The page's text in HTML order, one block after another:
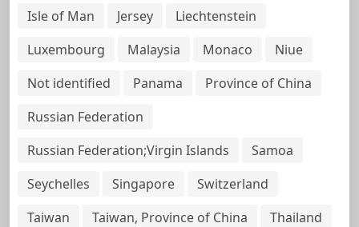
Isle of Man
Jersey
Liechtenstein
Luxembourg
Malaysia Monaco
Niue
Not identified
Panama
Province of China
Russian Federation
Russian Federation;Virgin Islands
Samoa
Seychelles
Singapore
Switzerland
Taiwan
Taiwan, Province of China
Thailand